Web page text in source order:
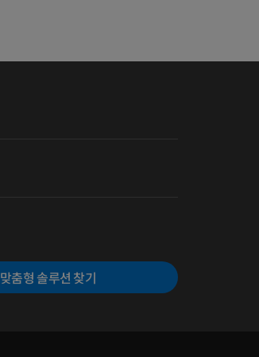
맞춤형 솔루션 찾기